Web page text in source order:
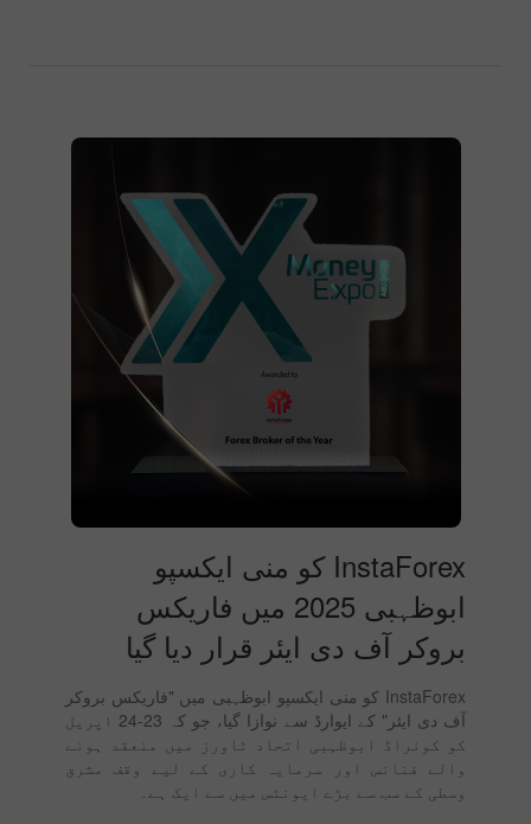
InstaForex کو منی ایکسپو
ابوظہبی 2025 میں فاریکس
بروکر آف دی ایئر قرار دیا گیا
InstaForex کو منی ایکسپو ابوظہبی میں "فاریکس بروکر
آف دی ایئر" کے ایوارڈ سے نوازا گیا، جو کہ 23-24 اپریل
کو کونراڈ ابوظہبی اتحاد ٹاورز میں منعقد ہونے
والے فنانس اور سرمایہ کاری کے لیے وقف مشرق
وسطی کے سب سے بڑے ایونٹس میں سے ایک ہے۔